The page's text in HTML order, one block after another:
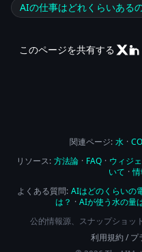
AIの仕事はどれくらいある
このページを共有する
関連ページ: 水 ·
リソース: 方法論 · FAQ · ウィジ
いて ·
よくある質問: AIはどのくらいの
は？ · AIが使う水の量
公的情報源、スナップショッ
利用規約 /プ